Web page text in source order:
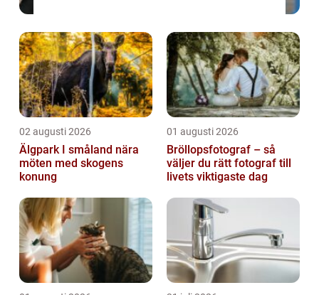
02 augusti 2026
Älgpark I småland nära
möten med skogens
konung
01 augusti 2026
Bröllopsfotograf – så
väljer du rätt fotograf till
livets viktigaste dag